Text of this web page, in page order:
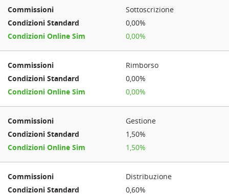
Sottoscrizione
0,00%
0,00%
Rimborso
0,00%
0,00%
Gestione
1,50%
1,50%
Distribuzione
0,60%